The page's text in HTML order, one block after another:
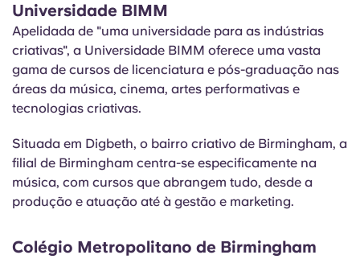
Universidade BIMM
Apelidada de "uma universidade para as indústrias
criativas", a Universidade BIMM oferece uma vasta
gama de cursos de licenciatura e pós-graduação nas
áreas da música, cinema, artes performativas e
tecnologias criativas.
Situada em Digbeth, o bairro criativo de Birmingham, a
filial de Birmingham centra-se especificamente na
música, com cursos que abrangem tudo, desde a
produção e atuação até à gestão e marketing.
Colégio Metropolitano de Birmingham